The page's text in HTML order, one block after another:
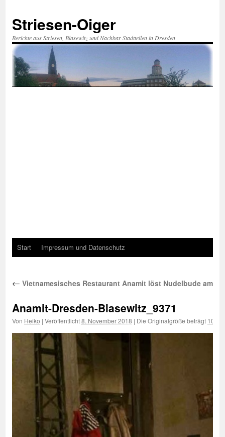
springen
Striesen-Oiger
Berichte aus Striesen, Blasewitz und Nachbar-Stadtteilen in Dresden
Start Impressum und Datenschutz
← Vietnamesisches Restaurant Anamit löst Nudelbude am
Anamit-Dresden-Blasewitz_9371
Von Heiko | Veröffentlicht8. November 2018 | Die Originalgröße beträgt 1000